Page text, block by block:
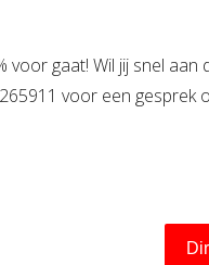
gaat! Wil jij snel aan
voor een gesprek